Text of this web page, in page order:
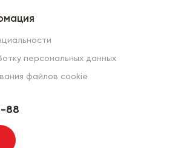
персональных данных
файлов cookie
88